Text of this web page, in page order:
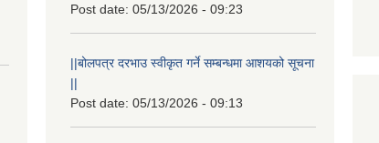
Post date: 05/13/2026 - 09:23
||बोलपत्र दरभाउ स्वीकृत गर्ने सम्बन्धमा आशयको सूचना
||
Post date: 05/13/2026 - 09:13